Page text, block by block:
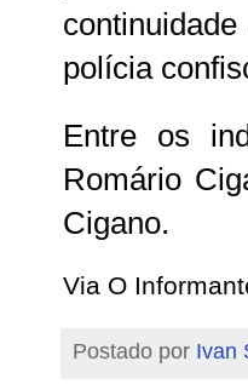
polícia
Entre os
Romário
Cigano.
Via O
Postado por Ivan